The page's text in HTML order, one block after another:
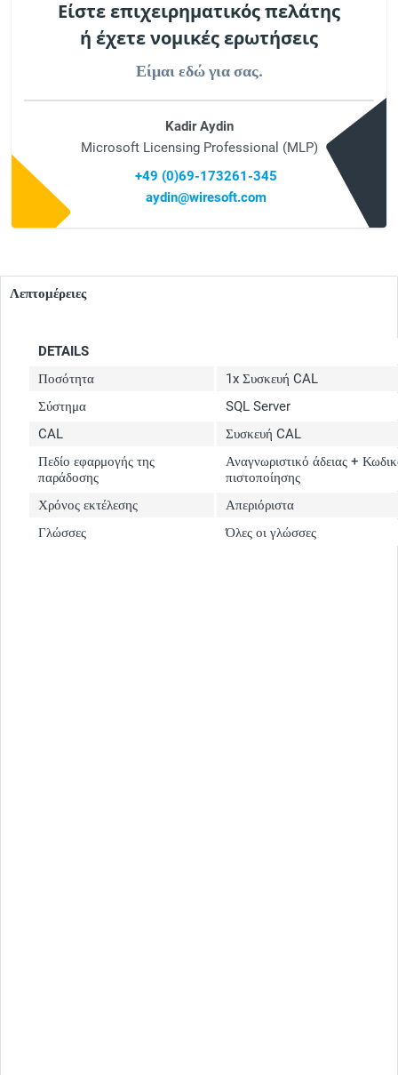
Είστε επιχειρηματικός πελάτης
ή έχετε νομικές ερωτήσεις
Είμαι εδώ για σας.
Kadir Aydin
Microsoft Licensing Professional (MLP)
+49 (0)69-173261-345
aydin@wiresoft.com
Λεπτομέρειες
DETAILS
Ποσότητα
1x Συσκευή CAL
Σύστημα
SQL Server
CAL
Συσκευή CAL
Πεδίο εφαρμογής της
παράδοσης
Αναγνωριστικό άδειας +
πιστοποίησης
Χρόνος εκτέλεσης
Απεριόριστα
Γλώσσες
Όλες οι γλώσσες